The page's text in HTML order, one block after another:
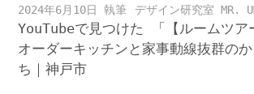
2024年6月10日 デザイン研究室 MR.
YouTubeで見つけた 「【ルームツア
オーダーキッチンと家事動線抜群の
ち｜神戸市